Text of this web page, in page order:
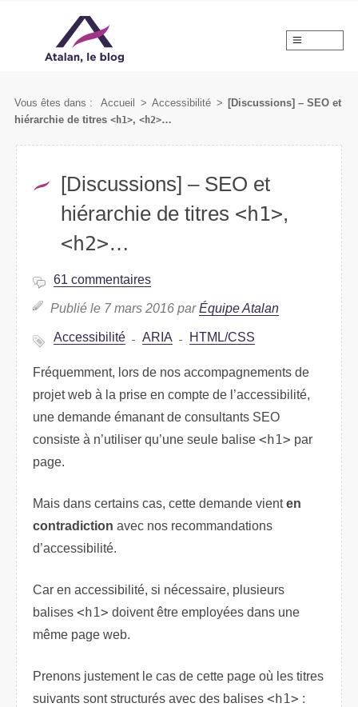
Vous êtes dans : Accueil > Accessibilité > [Discussions] – SEO et
hiérarchie de titres <h1>, <h2>…
[Discussions] – SEO et
hiérarchie de titres <h1>,
<h2>…
61 commentaires
Publié le 7 mars 2016 parÉquipe Atalan
Accessibilité ARIA HTML/CSS
Fréquemment, lors de nos accompagnements de
projet web à la prise en compte de l’accessibilité,
une demande émanant de consultants SEO
consiste à n’utiliser qu’une seule balise <h1> par
page.
Mais dans certains cas, cette demande vienten
contradiction avec nos recommandations
d’accessibilité.
Car en accessibilité, si nécessaire, plusieurs
balises <h1> doivent être employées dans une
même page web.
Prenons justement le cas de cette page où les titres
suivants sont structurés avec des balises <h1> :